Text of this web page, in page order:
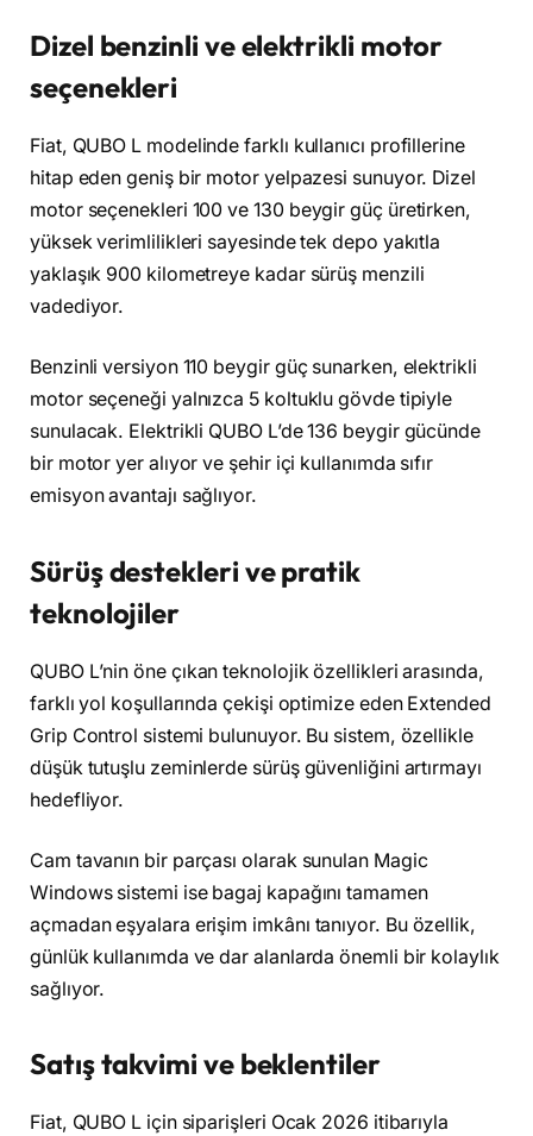
Dizel benzinli ve elektrikli motor
seçenekleri
Fiat, QUBO L modelinde farklı kullanıcı profillerine
hitap eden geniş bir motor yelpazesi sunuyor. Dizel
motor seçenekleri 100 ve 130 beygir güç üretirken,
yüksek verimlilikleri sayesinde tek depo yakıtla
yaklaşık 900 kilometreye kadar sürüş menzili
vadediyor.
Benzinli versiyon 110 beygir güç sunarken, elektrikli
motor seçeneği yalnızca 5 koltuklu gövde tipiyle
sunulacak. Elektrikli QUBO L’de 136 beygir gücünde
bir motor yer alıyor ve şehir içi kullanımda sıfır
emisyon avantajı sağlıyor.
Sürüş destekleri ve pratik
teknolojiler
QUBO L’nin öne çıkan teknolojik özellikleri arasında,
farklı yol koşullarında çekişi optimize eden Extended
Grip Control sistemi bulunuyor. Bu sistem, özellikle
düşük tutuşlu zeminlerde sürüş güvenliğini artırmayı
hedefliyor.
Cam tavanın bir parçası olarak sunulan Magic
Windows sistemi ise bagaj kapağını tamamen
açmadan eşyalara erişim imkânı tanıyor. Bu özellik,
günlük kullanımda ve dar alanlarda önemli bir kolaylık
sağlıyor.
Satış takvimi ve beklentiler
Fiat, QUBO L için siparişleri Ocak 2026 itibarıyla